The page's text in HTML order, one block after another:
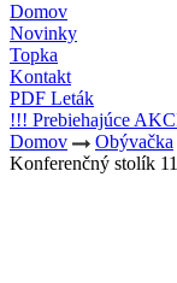
Domov
Novinky
Topka
Kontakt
PDF Leták
!!! Prebiehajúce
Domov
Obývačka
Konferenčný stolík